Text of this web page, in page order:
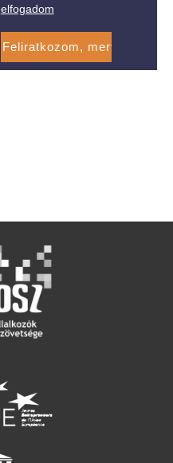
elfogadom